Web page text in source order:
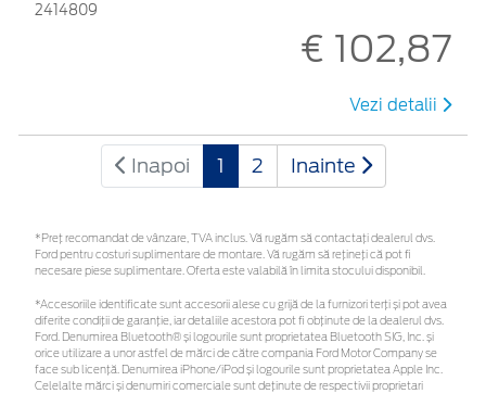
2414809
€ 102,87
Vezi detalii
Inapoi 1 2 Inainte
*Preţ recomandat de vânzare, TVA inclus. Vă rugăm să contactaţi dealerul dvs.
Ford pentru costuri suplimentare de montare. Vă rugăm să rețineți că pot fi
necesare piese suplimentare. Oferta este valabilă în limita stocului disponibil.
*Accesoriile identificate sunt accesorii alese cu grijă de la furnizori terți și pot avea
diferite condiții de garanție, iar detaliile acestora pot fi obținute de la dealerul dvs.
Ford. Denumirea Bluetooth® și logourile sunt proprietatea Bluetooth SIG, Inc. și
orice utilizare a unor astfel de mărci de către compania Ford Motor Company se
face sub licență. Denumirea iPhone/iPod și logourile sunt proprietatea Apple Inc.
Celelalte mărci și denumiri comerciale sunt deținute de respectivii proprietari